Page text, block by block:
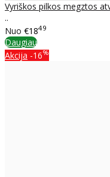
Vyriškos pilkos megztos
..
Nuo €1849
Daugiau
Akcija -16%